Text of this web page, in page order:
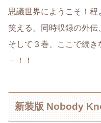
思議世界にようこそ！
笑える。同時収録の外伝
そして３巻、ここで続
－！！
新装版 Nobody